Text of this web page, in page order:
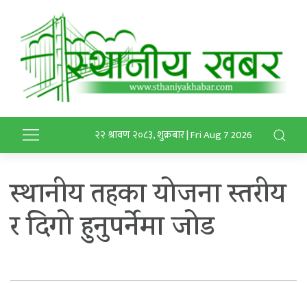
२२ श्रावण २०८३, शुक्रबार | Fri Aug 7 2026
स्थानीय तहका योजना स्तरीय
र दिगो हुनुपर्नेमा जोड